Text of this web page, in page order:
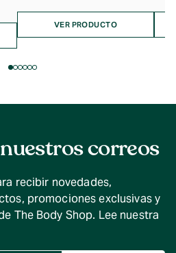
precios:
desde
$21.990
VER PRODUCTO
correos
recibir novedades,
promociones exclusivas y
The Body Shop. Lee nuestra